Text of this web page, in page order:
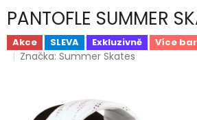
PANTOFLE SUMMER
Akce SLEVA Exkluzivně Více
Značka:Summer Skates